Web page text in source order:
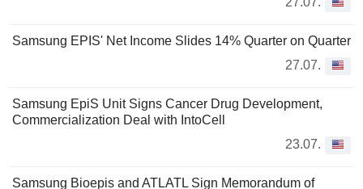
Samsung EPIS' Net Income Slides 14% Quarter on Quarter
27.07.
Samsung EpiS Unit Signs Cancer Drug Development,
Commercialization Deal with IntoCell
23.07.
Samsung Bioepis and ATLATL Sign Memorandum of